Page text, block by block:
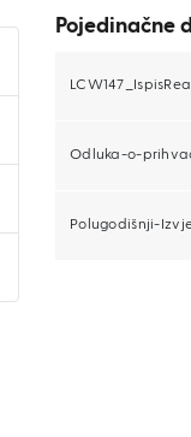
Pojedinačne
Odluka-o-
Polugodišnji-